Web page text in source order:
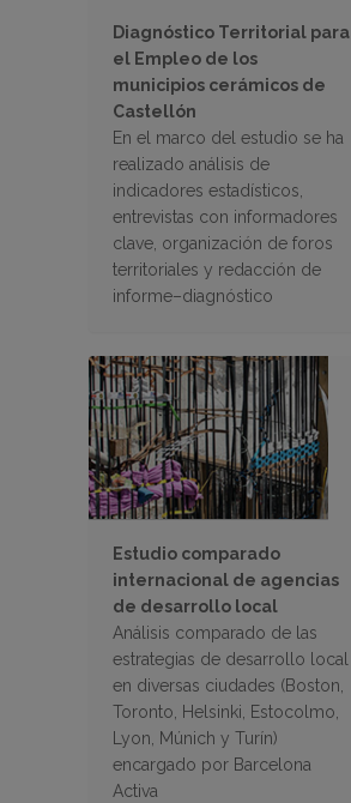
Diagnóstico Territorial para
el Empleo de los
municipios cerámicos de
Castellón
En el marco del estudio se ha
realizado análisis de
indicadores estadísticos,
entrevistas con informadores
clave, organización de foros
territoriales y redacción de
informe–diagnóstico
Estudio comparado
internacional de agencias
de desarrollo local
Análisis comparado de las
estrategias de desarrollo local
en diversas ciudades (Boston,
Toronto, Helsinki, Estocolmo,
Lyon, Múnich y Turín)
encargado por Barcelona
Activa